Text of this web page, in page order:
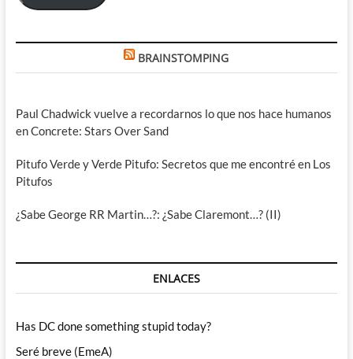
BRAINSTOMPING
Paul Chadwick vuelve a recordarnos lo que nos hace humanos
en Concrete: Stars Over Sand
Pitufo Verde y Verde Pitufo: Secretos que me encontré en Los
Pitufos
¿Sabe George RR Martin…?: ¿Sabe Claremont…? (II)
ENLACES
Has DC done something stupid today?
Seré breve (EmeA)